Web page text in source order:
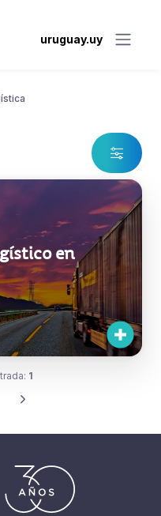
uruguay.uy
en
1